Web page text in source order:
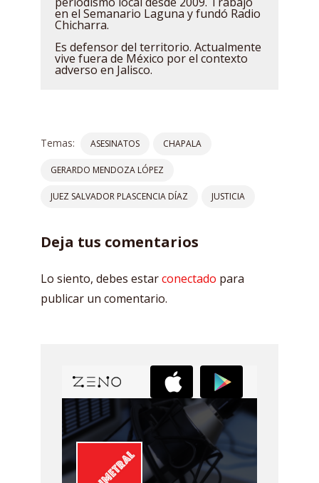
en el Semanario Laguna y fundó Radio
Chicharra.
Es defensor del territorio. Actualmente
vive fuera de México por el contexto
adverso en Jalisco.
Temas: ASESINATOS CHAPALA
GERARDO MENDOZA LÓPEZ
JUEZ SALVADOR PLASCENCIA DÍAZ JUSTICIA
Deja tus comentarios
Lo siento, debes estarconectado para
publicar un comentario.